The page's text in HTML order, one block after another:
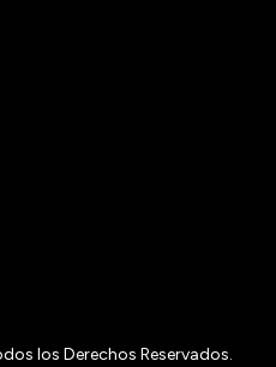
los Derechos Reservados.